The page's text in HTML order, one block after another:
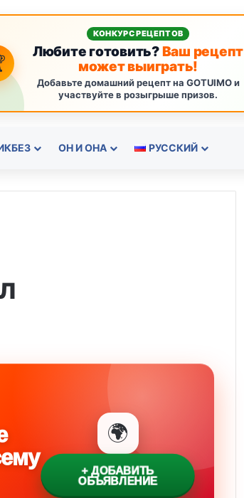
КОНКУРС РЕЦЕПТОВ
Любите готовить?Ваш рецепт
может выиграть!
Добавьте домашний рецепт на GOTUIMO и
участвуйте в розыгрыше призов.
ОН И ОНА РУССКИЙ
🌍
+ ДОБАВИТЬ
ОБЪЯВЛЕНИЕ